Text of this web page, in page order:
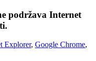
podržava Internet
Explorer, Google Chrome,